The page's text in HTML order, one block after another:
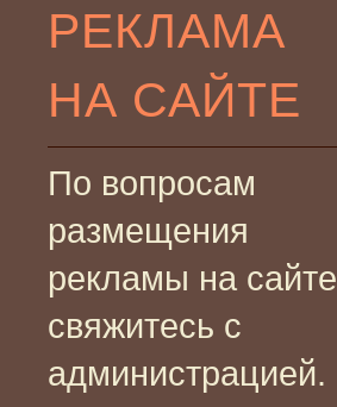
РЕКЛАМА
НА САЙТЕ
По вопросам
размещения
рекламы на сайте
свяжитесь с
администрацией.